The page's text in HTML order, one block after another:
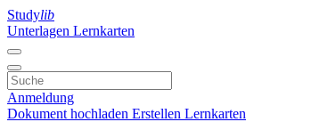
Studylib
Unterlagen Lernkarten
Anmeldung
Dokument hochladen Erstellen Lernkarten